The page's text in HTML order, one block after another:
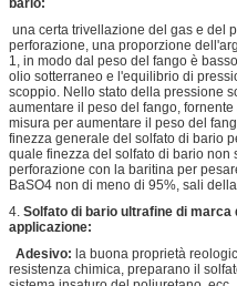
bario:
una certa trivellazione del gas e del
perforazione, una proporzione
1, in modo dal peso del fango è
olio sotterraneo e l'equilibrio di
scoppio. Nello stato della pressione
aumentare il peso del fango,
misura per aumentare il peso del
finezza generale del solfato di bario
quale finezza del solfato di bario
perforazione con la baritina per
BaSO4 non di meno di 95%, sali
4. Solfato di bario ultrafine di marca
applicazione:
Adesivo: la buona proprietà
resistenza chimica, preparano il